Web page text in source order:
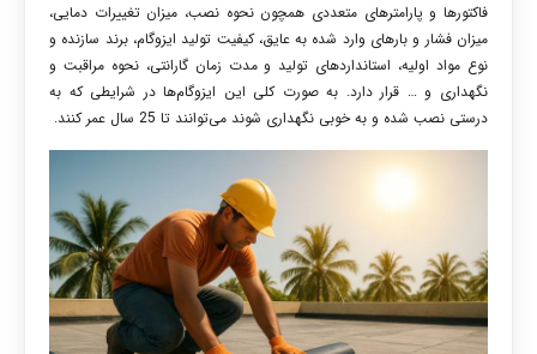
فاکتورها و پارامترهای متعددی همچون نحوه نصب، میزان تغییرات دمایی،
میزان فشار و بارهای وارد شده به عایق، کیفیت تولید ایزوگام، برند سازنده و
نوع مواد اولیه، استانداردهای تولید و مدت زمان گارانتی، نحوه مراقبت و
نگهداری و … قرار دارد. به صورت کلی این ایزوگام‌ها در شرایطی که به
درستی نصب شده و به خوبی نگهداری شوند می‌توانند تا 25 سال عمر کنند.